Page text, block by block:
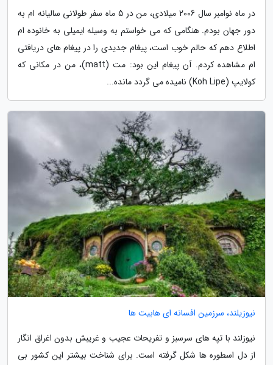
در ماه نوامبر سال 2006 میلادی، من در 5 ماه سفر طولانی سالیانه ام به
دور جهان بودم. هنگامی که می خواستم به وسیله ایمیلی به خانوده ام
اطلاع دهم که حالم خوب است، پیغام جدیدی را در پیغام های دریافتی
ام مشاهده کردم. آن پیغام این بود: مت (matt)، من در مکانی که
کولایپ (Koh Lipe) نامیده می گردد مانده...
نیوزیلند، سرزمین افسانه ای هابیت ها
نیوزلند با تپه های سرسبز و تفریحات عجیب و غریبش بدون اغراق انگار
از دل اسطوره ها شکل گرفته است. برای شناخت بیشتر این کشور بی